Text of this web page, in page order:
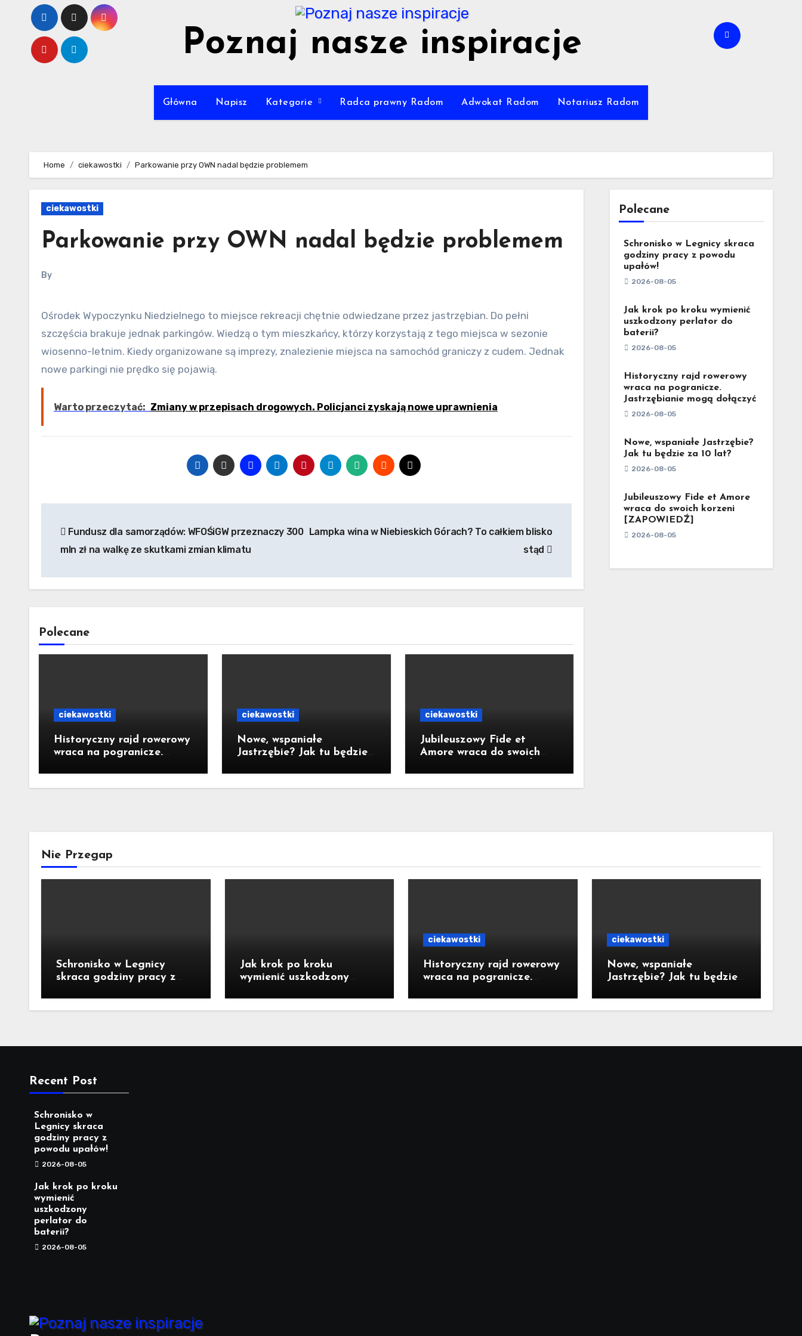
content
Poznaj nasze inspiracje
Główna Napisz Kategorie Radca prawny Radom Adwokat Radom Notariusz Radom
Home ciekawostki Parkowanie przy OWN nadal będzie problemem
ciekawostki
Parkowanie przy OWN nadal będzie problemem
By
Ośrodek Wypoczynku Niedzielnego to miejsce rekreacji chętnie odwiedzane przez jastrzębian. Do pełni
szczęścia brakuje jednak parkingów. Wiedzą o tym mieszkańcy, którzy korzystają z tego miejsca w sezonie
wiosenno-letnim. Kiedy organizowane są imprezy, znalezienie miejsca na samochód graniczy z cudem. Jednak
nowe parkingi nie prędko się pojawią.
Warto przeczytać: Zmiany w przepisach drogowych. Policjanci zyskają nowe uprawnienia
wpisu
Fundusz dla samorządów: WFOŚiGW przeznaczy 300
mln zł na walkę ze skutkami zmian klimatu
Lampka wina w Niebieskich Górach? To całkiem blisko
stąd
Polecane
ciekawostki
Historyczny rajd rowerowy
wraca na pogranicze.
dołączyć
ciekawostki
Nowe, wspaniałe
Jastrzębie? Jak tu będzie
ciekawostki
Jubileuszowy Fide et
Amore wraca do swoich
Polecane
Schronisko w Legnicy skraca
godziny pracy z powodu
upałów!
2026-08-05
Jak krok po kroku wymienić
uszkodzony perlator do
baterii?
2026-08-05
Historyczny rajd rowerowy
wraca na pogranicze.
Jastrzębianie mogą dołączyć
2026-08-05
Nowe, wspaniałe Jastrzębie?
Jak tu będzie za 10 lat?
2026-08-05
Jubileuszowy Fide et Amore
wraca do swoich korzeni
[ZAPOWIEDŹ]
2026-08-05
Nie Przegap
Schronisko w Legnicy
skraca godziny pracy z
Jak krok po kroku
wymienić uszkodzony
ciekawostki
Historyczny rajd rowerowy
wraca na pogranicze.
dołączyć
ciekawostki
Nowe, wspaniałe
Jastrzębie? Jak tu będzie
Recent Post
Schronisko w
Legnicy skraca
godziny pracy z
powodu upałów!
2026-08-05
Jak krok po kroku
wymienić
uszkodzony
perlator do
baterii?
2026-08-05